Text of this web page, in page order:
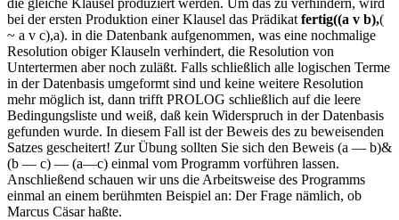
bei der ersten Produktion einer Klausel das Prädikat fertig((a v b),(
~ a v c),a). in die Datenbank aufgenommen, was eine nochmalige
Resolution obiger Klauseln verhindert, die Resolution von
Untertermen aber noch zuläßt. Falls schließlich alle logischen Terme
in der Datenbasis umgeformt sind und keine weitere Resolution
mehr möglich ist, dann trifft PROLOG schließlich auf die leere
Bedingungsliste und weiß, daß kein Widerspruch in der Datenbasis
gefunden wurde. In diesem Fall ist der Beweis des zu beweisenden
Satzes gescheitert! Zur Übung sollten Sie sich den Beweis (a — b)&
(b — c) — (a—c) einmal vom Programm vorführen lassen.
Anschließend schauen wir uns die Arbeitsweise des Programms
einmal an einem berühmten Beispiel an: Der Frage nämlich, ob
Marcus Cäsar haßte.